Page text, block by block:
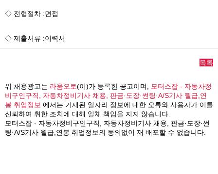
◇ 전형절차 :면접
◇ 제출서류 :이력서
목록
위 채용광고는 라움오토(이)가 등록한 공고이며,
모터스잡 - 자동차정
비구인구직, 자동차정비기사 채용, 판금·도장·썬팅·A/S기사 월급,연
봉 취업정보 에서는 기재된 일자리 정보에 대한 오류와 사용자가 이를
신뢰하여 취한 조치에 대해 일체 책임을 지지 않습니다.
모터스잡 - 자동차정비구인구직, 자동차정비기사 채용, 판금·도장·썬
팅·A/S기사 월급,연봉 취업정보의 동의없이 재 배포할 수 없습니다.